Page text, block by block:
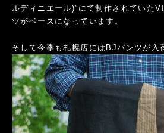
ルディニエール)”にて制作されていた
ツがベースになっています。
そして今季も札幌店にはBJパンツが入